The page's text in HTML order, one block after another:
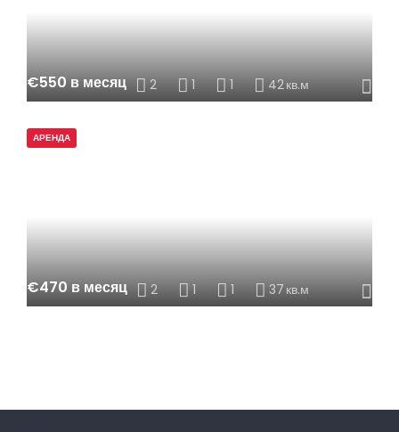
€550 в месяц 2 1 1 42кв.м
АРЕНДА
€470 в месяц 2 1 1 37 кв.м